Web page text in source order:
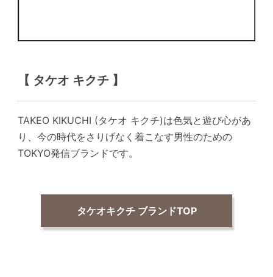
【 タケオ キクチ 】
TAKEO KIKUCHI (タケオ キクチ)は色気と遊び心があ
り、今の時代をさりげなく着こなす男性のための
TOKYO発信ブランドです。
タケオキクチ ブランドTOP